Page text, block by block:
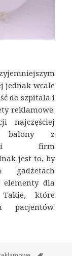
jednak wcale
do szpitala i
reklamowe.
najczęściej
balony z
firm
jest to, by
elementy dla
które
pacjentów.
pacjentów